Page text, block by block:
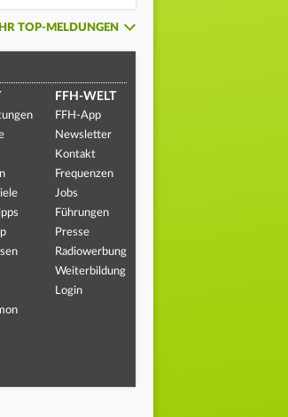
TOP-MELDUNGEN
FFH-WELT
FFH-App
Newsletter
Kontakt
Frequenzen
Jobs
Führungen
Presse
Radiowerbung
Weiterbildung
Login